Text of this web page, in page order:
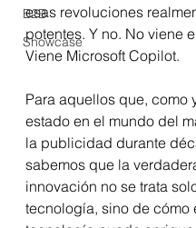
B2B
Showcase
esas revoluciones
potentes. Y no. No viene
Viene Microsoft Copilot.
Para aquellos que, como
estado en el mundo del
la publicidad durante
sabemos que la
innovación no se trata
tecnología, sino de cómo